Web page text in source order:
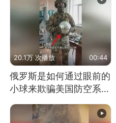
20.1万 次播放 00:44
俄罗斯是如何通过眼前的
小球来欺骗美国防空系统